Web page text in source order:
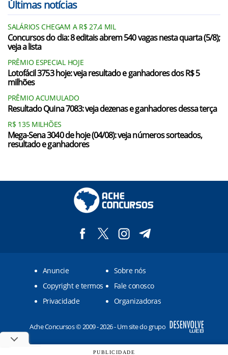
Últimas notícias
SALÁRIOS CHEGAM A R$ 27,4 MIL
Concursos do dia: 8 editais abrem 540 vagas nesta quarta (5/8);
veja a lista
PRÊMIO ESPECIAL HOJE
Lotofácil 3753 hoje: veja resultado e ganhadores dos R$ 5
milhões
PRÊMIO ACUMULADO
Resultado Quina 7083: veja dezenas e ganhadores dessa terça
R$ 135 MILHÕES
Mega-Sena 3040 de hoje (04/08): veja números sorteados,
resultado e ganhadores
Anuncie
Sobre nós
Copyright e termos
Fale conosco
Privacidade
Organizadoras
Ache Concursos © 2009 - 2026 - Um site do grupo
PUBLICIDADE